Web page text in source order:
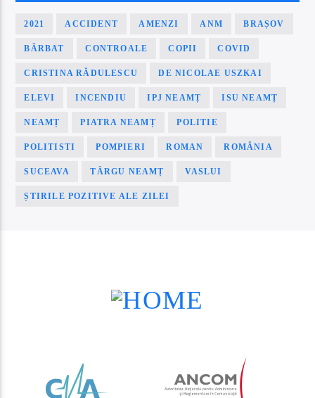
2021 ACCIDENT AMENZI ANM BRAȘOV
BĂRBAT CONTROALE COPII COVID
CRISTINA RĂDULESCU DE NICOLAE USZKAI
ELEVI INCENDIU IPJ NEAMȚ ISU NEAMȚ
NEAMȚ PIATRA NEAMȚ POLITIE
POLITISTI POMPIERI ROMAN ROMÂNIA
SUCEAVA TÂRGU NEAMȚ VASLUI
ȘTIRILE POZITIVE ALE ZILEI